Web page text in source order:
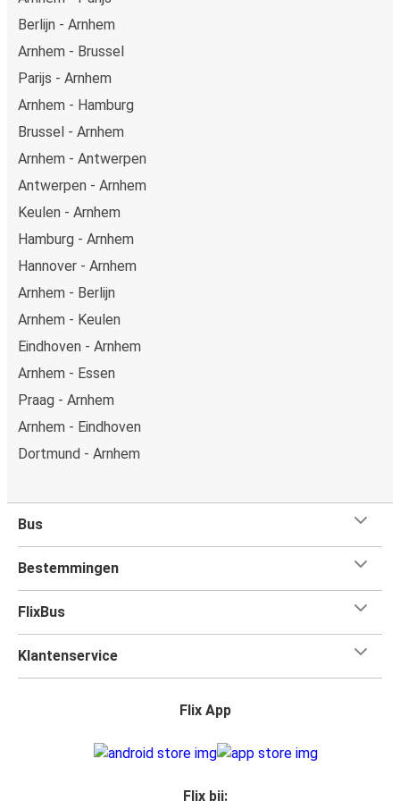
Berlijn - Arnhem
Arnhem - Brussel
Parijs - Arnhem
Arnhem - Hamburg
Brussel - Arnhem
Arnhem - Antwerpen
Antwerpen - Arnhem
Keulen - Arnhem
Hamburg - Arnhem
Hannover - Arnhem
Arnhem - Berlijn
Arnhem - Keulen
Eindhoven - Arnhem
Arnhem - Essen
Praag - Arnhem
Arnhem - Eindhoven
Dortmund - Arnhem
Bus
Bestemmingen
FlixBus
Klantenservice
Flix App
Flix bij: